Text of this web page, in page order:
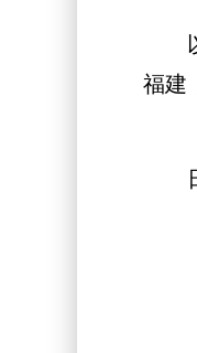
以“
福建
日